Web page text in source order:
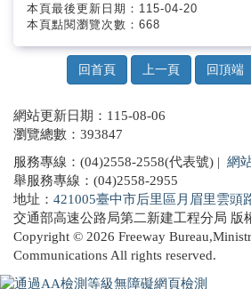
本頁最後更新日期：115-04-20
本頁點閱瀏覽次數：668
回首頁 上一頁 回頂端
網站更新日期：115-08-06
瀏覽總數：393847
服務專線：(04)2558-2558(代表號) | 網
舉服務專線：(04)2558-2955
地址： 421005臺中市后里區月眉里雲頭
交通部高速公路局第二新建工程分局 版
Copyright © 2026 Freeway
Communications All rights reserved.